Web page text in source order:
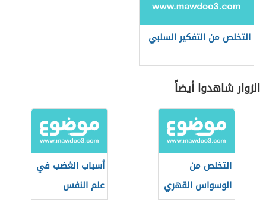
التخلص من التفكير السلبي
الزوار شاهدوا أيضاً
التخلص من
الوسواس القهري
أسباب الغضب في
علم النفس